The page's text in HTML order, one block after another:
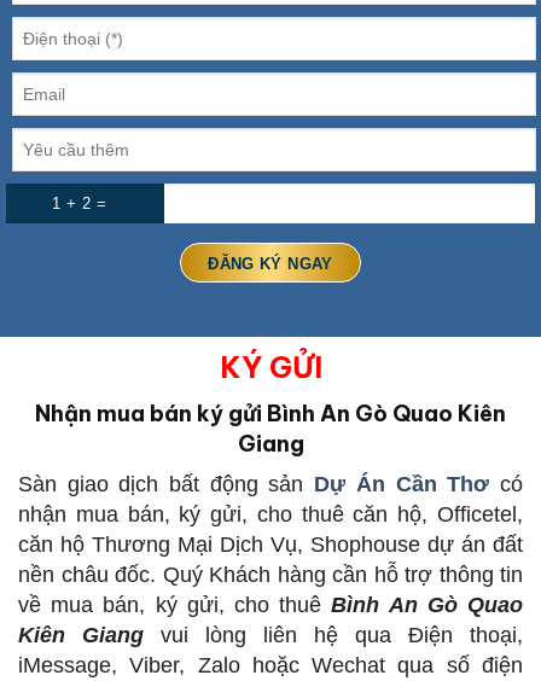
1 + 2 =
KÝ GỬI
Nhận mua bán ký gửi Bình An Gò Quao Kiên
Giang
Sàn giao dịch bất động sản Dự Án Cần Thơ có
nhận mua bán, ký gửi, cho thuê căn hộ, Officetel,
căn hộ Thương Mại Dịch Vụ, Shophouse dự án đất
nền châu đốc. Quý Khách hàng cần hỗ trợ thông tin
về mua bán, ký gửi, cho thuêBình An Gò Quao
Kiên Giang vui lòng liên hệ qua Điện thoại,
iMessage, Viber, Zalo hoặc Wechat qua số điện